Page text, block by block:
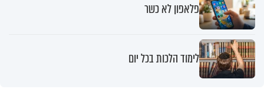
פלאפון לא כשר
לימוד הלכות בכל יום